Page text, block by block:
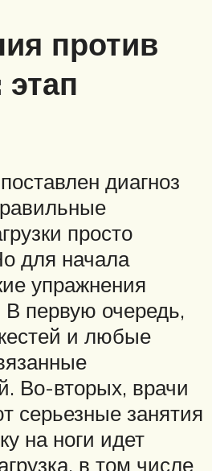
против
этап
диагноз
просто
для начала
упражнения
В первую очередь,
и любые
Во-вторых, врачи
серьезные занятия
на ноги идет
в том числе